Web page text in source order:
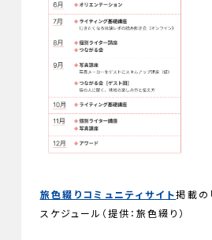
旅色綴りコミュニティサイト掲載の
スケジュール（提供：旅色綴り）